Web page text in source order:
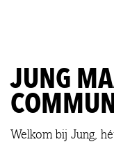
JUNG
Welkom bij Jung,